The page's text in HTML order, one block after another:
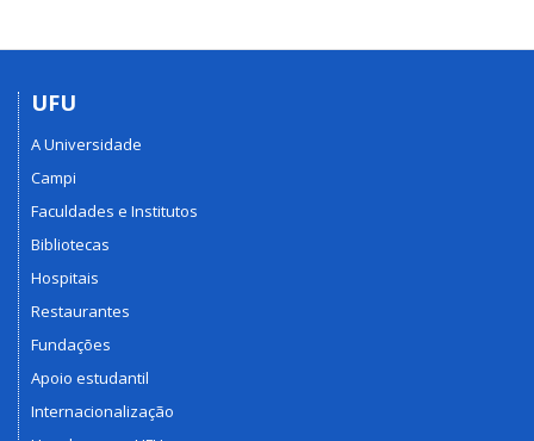
UFU
A Universidade
Campi
Faculdades e Institutos
Bibliotecas
Hospitais
Restaurantes
Fundações
Apoio estudantil
Internacionalização